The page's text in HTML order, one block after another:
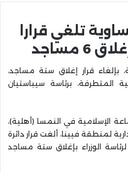
تلغي قرارا
مساجد
قرار إغلاق ستة مساجد،
المتطرفة، برئاسة سيباستيان
الإسلامية في النمسا (أهلية)،
لمنطقة فيينا، ألغت قرار دائرة
لرئاسة الوزراء بإغلاق ستة مساجد